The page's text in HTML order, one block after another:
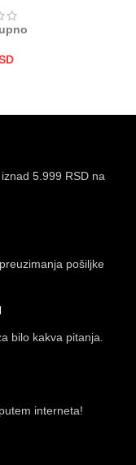
5.999 RSD na
pošiljke
bilo kakva pitanja.
interneta!